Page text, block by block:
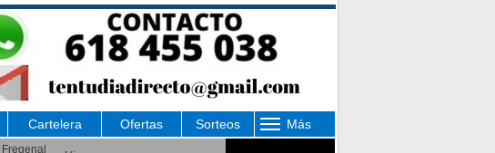
Cartelera Ofertas Sorteos Más
Fregenal